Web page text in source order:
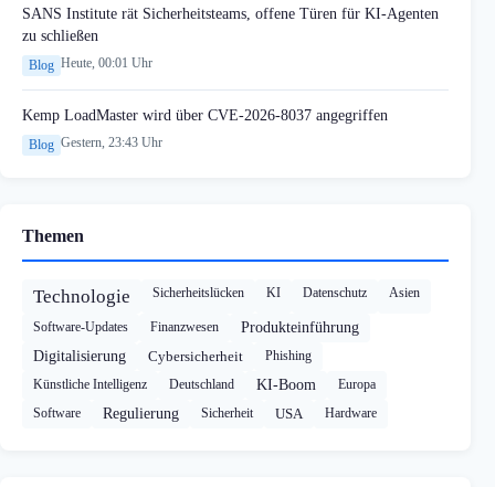
SANS Institute rät Sicherheitsteams, offene Türen für KI-Agenten
zu schließen
Blog Heute, 00:01 Uhr
Kemp LoadMaster wird über CVE-2026-8037 angegriffen
Blog Gestern, 23:43 Uhr
Themen
Technologie Sicherheitslücken KI Datenschutz Asien
Software-Updates Finanzwesen
Produkteinführung
Digitalisierung
Cybersicherheit
Phishing
Künstliche Intelligenz
Deutschland KI-Boom
Europa
Software
Regulierung Sicherheit USA Hardware